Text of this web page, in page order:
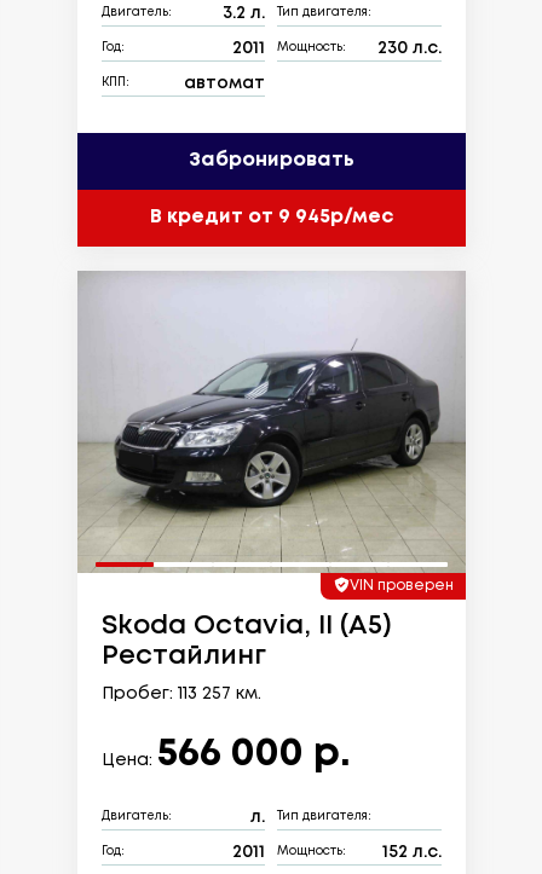
Двигатель: 3.2 л. Тип двигателя:
Год: 2011 Мощность: 230 л.с.
КПП: автомат
Забронировать
В кредит от 9 945р/мес
VIN проверен
Skoda Octavia, II (A5)
Рестайлинг
Пробег: 113 257 км.
Цена: 566 000 р.
Двигатель: л. Тип двигателя:
Год: 2011 Мощность: 152 л.с.